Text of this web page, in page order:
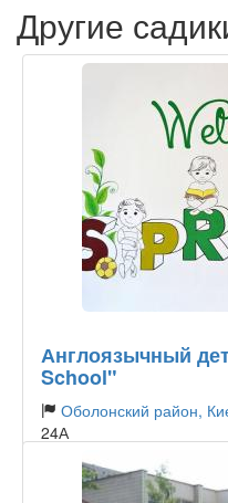
Другие
Англоязычный
School"
Оболонский район,
24А
Тип садика:Частный